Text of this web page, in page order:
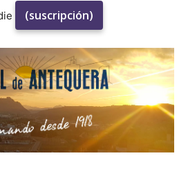
(suscripción)